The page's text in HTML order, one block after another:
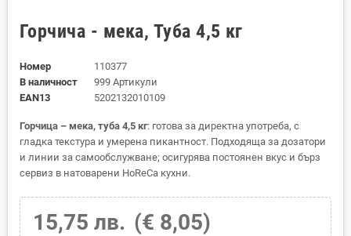
Горчича - мека, Туба 4,5 кг
Номер
110377
В наличност
999 Артикули
EAN13
5202132010109
Горчица – мека, туба 4,5 кг: готова за директна употреба, с
гладка текстура и умерена пикантност. Подходяща за дозатори
и линии за самообслужване; осигурява постоянен вкус и бърз
сервиз в натоварени HoReCa кухни.
15,75 лв. (€ 8,05)